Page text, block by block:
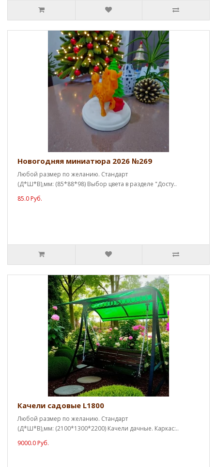
Новогодняя миниатюра 2026 №269
Любой размер по желанию. Стандарт
(Д*Ш*В),мм: (85*88*98) Выбор цвета в разделе "Досту..
85.0 Руб.
Качели садовые L1800
Любой размер по желанию. Стандарт
(Д*Ш*В),мм: (2100*1300*2200) Качели дачные. Каркас:..
9000.0 Руб.